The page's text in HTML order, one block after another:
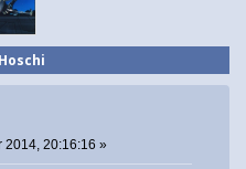
2014, 20:16:16 »